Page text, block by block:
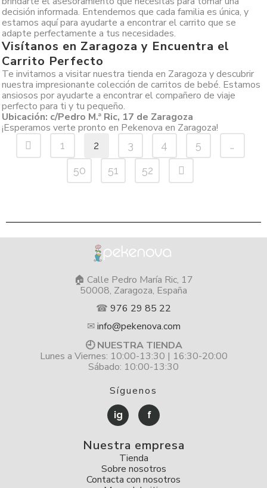
decisión informada. Entendemos que cada familia es única, y
estamos aquí para ayudarte a encontrar el carrito que se
adapte perfectamente a tus necesidades.
Visítanos en Zaragoza y Encuentra el
Carrito Perfecto
Te invitamos a visitar nuestra tienda en Zaragoza y descubrir
nuestra impresionante colección de carritos de bebé. Estamos
ansiosos por ayudarte a encontrar el compañero de viaje
perfecto para ti y tu pequeño.
Ubicación: c/Pedro M.ª Ric, 17 de Zaragoza
¡Esperamos verte pronto en Pekenova en Zaragoza!
1 2 3 4 5
…
50
51 52
🏠 Calle Pedro María Ric, 17
50008, Zaragoza, España
☎ 976 29 85 22
✉info@pekenova.com
🕘 NUESTRA TIENDA
Lunes a Viernes: 10:00-13:30 | 16:30-20:00
Sábado: 10:00-13:30
Síguenos
ig f
Nuestra empresa
Tienda
Sobre nosotros
Contacta con nosotros